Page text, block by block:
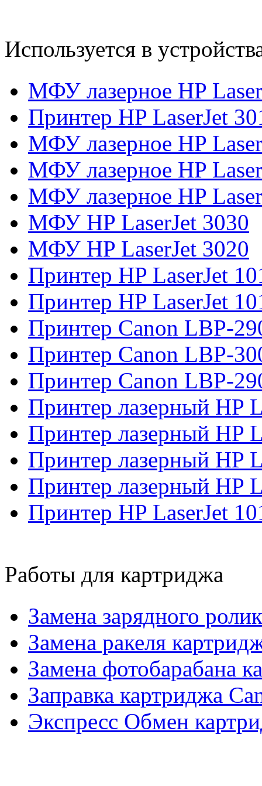
Используется в
МФУ лазерное HP
Принтер HP LaserJet
МФУ лазерное HP
МФУ лазерное HP
МФУ лазерное HP
МФУ HP LaserJet 3030
МФУ HP LaserJet 3020
Принтер HP LaserJet
Принтер HP LaserJet
Принтер Canon LBP-
Принтер Canon LBP-
Принтер Canon LBP-
Принтер лазерный HP
Принтер лазерный HP
Принтер лазерный HP
Принтер лазерный HP
Принтер HP LaserJet
Работы для картриджа
Замена зарядного
Замена ракеля
Замена фотобарабана
Заправка картриджа
Экспресс Обмен